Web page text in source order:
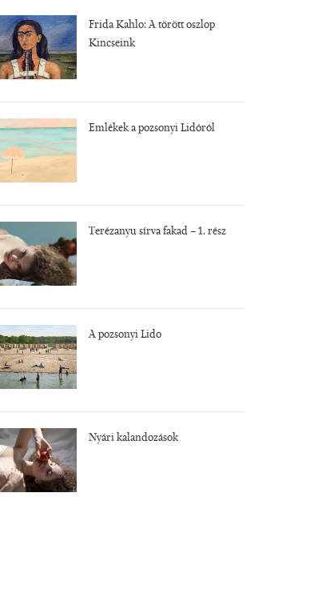
Frida Kahlo: A törött oszlop
Kincseink
Emlékek a pozsonyi Lidóról
Terézanyu sírva fakad – 1. rész
A pozsonyi Lido
Nyári kalandozások